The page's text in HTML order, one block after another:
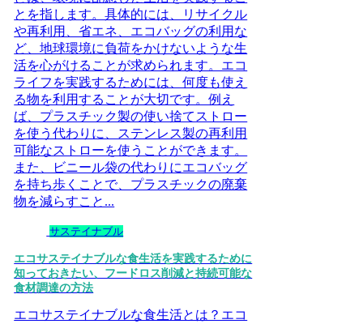
とを指します。具体的には、リサイクル
や再利用、省エネ、エコバッグの利用な
ど、地球環境に負荷をかけないような生
活を心がけることが求められます。エコ
ライフを実践するためには、何度も使え
る物を利用することが大切です。例え
ば、プラスチック製の使い捨てストロー
を使う代わりに、ステンレス製の再利用
可能なストローを使うことができます。
また、ビニール袋の代わりにエコバッグ
を持ち歩くことで、プラスチックの廃棄
物を減らすこと...
サステイナブル
エコサステイナブルな食生活を実践するために
知っておきたい、フードロス削減と持続可能な
食材調達の方法
エコサステイナブルな食生活とは？エコ